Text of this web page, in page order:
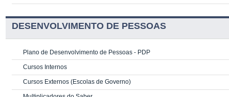
DESENVOLVIMENTO DE PESSOAS
Plano de Desenvolvimento de Pessoas - PDP
Cursos Internos
Cursos Externos (Escolas de Governo)